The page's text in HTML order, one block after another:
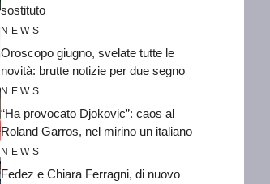
sostituto
NEWS
Oroscopo giugno, svelate tutte le
novità: brutte notizie per due segno
NEWS
“Ha provocato Djokovic”: caos al
Roland Garros, nel mirino un italiano
NEWS
Fedez e Chiara Ferragni, di nuovo